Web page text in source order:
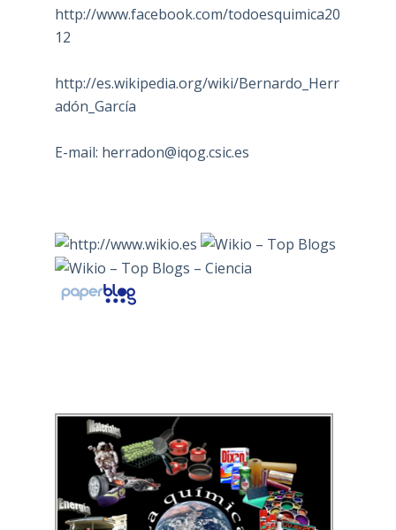
http://www.facebook.com/todoesquimica20
12
http://es.wikipedia.org/wiki/Bernardo_Herr
adón_García
E-mail: herradon@iqog.csic.es